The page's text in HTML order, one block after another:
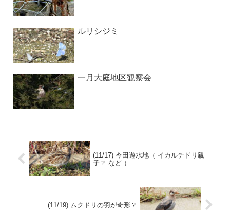
ルリシジミ
一月大庭地区観察会
(11/17) 今田遊水地（ イカルチドリ親
子？ など ）
(11/19) ムクドリの羽が奇形？